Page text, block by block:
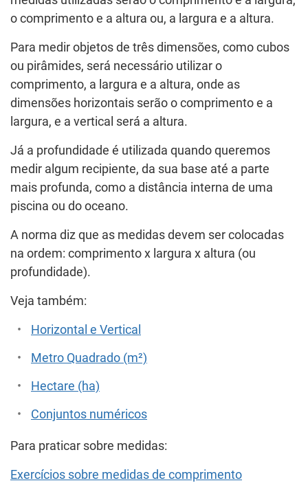
o comprimento e a altura ou, a largura e a altura.
Para medir objetos de três dimensões, como cubos
ou pirâmides, será necessário utilizar o
comprimento, a largura e a altura, onde as
dimensões horizontais serão o comprimento e a
largura, e a vertical será a altura.
Já a profundidade é utilizada quando queremos
medir algum recipiente, da sua base até a parte
mais profunda, como a distância interna de uma
piscina ou do oceano.
A norma diz que as medidas devem ser colocadas
na ordem: comprimento x largura x altura (ou
profundidade).
Veja também:
Horizontal e Vertical
Metro Quadrado (m²)
Hectare (ha)
Conjuntos numéricos
Para praticar sobre medidas:
Exercícios sobre medidas de comprimento